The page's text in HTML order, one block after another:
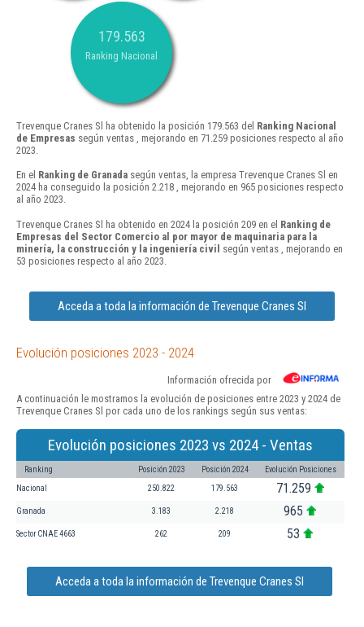
179.563
Ranking Nacional
Trevenque Cranes Sl ha obtenido la posición 179.563 del Ranking Nacional
de Empresas según ventas , mejorando en 71.259 posiciones respecto al año
2023.
En el Ranking de Granada según ventas, la empresa Trevenque Cranes Sl en
2024 ha conseguido la posición 2.218 , mejorando en 965 posiciones respecto
al año 2023.
Trevenque Cranes Sl ha obtenido en 2024 la posición 209 en el Ranking de
Empresas del Sector Comercio al por mayor de maquinaria para la
minería, la construcción y la ingeniería civil según ventas , mejorando en
53 posiciones respecto al año 2023.
Acceda a toda la información de Trevenque Cranes Sl
Evolución posiciones 2023 - 2024
Información ofrecida por
A continuación le mostramos la evolución de posiciones entre 2023 y 2024 de
Trevenque Cranes Sl por cada uno de los rankings según sus ventas:
Evolución posiciones 2023 vs 2024 - Ventas
Ranking Posición 2023 Posición 2024 Evolución Posiciones
Nacional 250.822 179.563 71.259
Granada 3.183 2.218 965
Sector CNAE 4663 262 209 53
Acceda a toda la información de Trevenque Cranes Sl